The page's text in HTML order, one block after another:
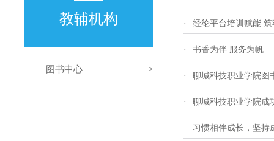
教辅机构
图书中心
· 经纶平台培训赋能
· 书香为伴 服务为帆
· 聊城科技职业学院图
· 聊城科技职业学院成
· 习惯相伴成长，坚